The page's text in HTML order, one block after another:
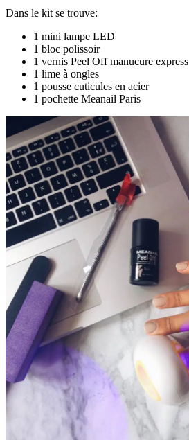
Dans le kit se trouve:
1 mini lampe LED
1 bloc polissoir
1 vernis Peel Off manucure express
1 lime à ongles
1 pousse cuticules en acier
1 pochette Meanail Paris